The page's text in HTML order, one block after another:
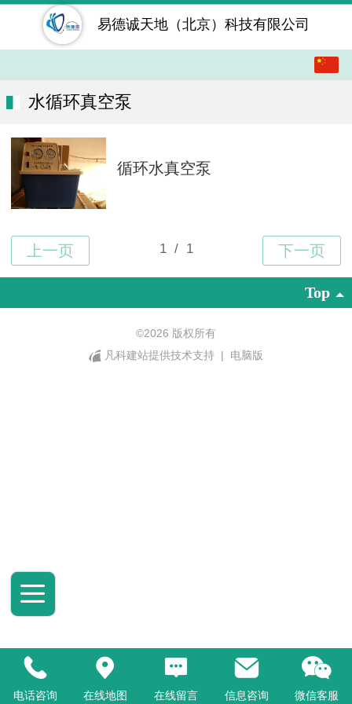
易德诚天地（北京）科技有限公司
水循环真空泵
循环水真空泵
Top
©2026 版权所有
凡科建站提供技术支持
| 电脑版
电话咨询 在线地图 在线留言 信息咨询 微信客服